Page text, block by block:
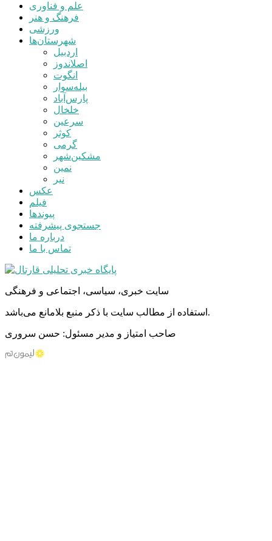
علم و فناوری
فرهنگ و هنر
ورزشی
شهرستان‌ها
اردبیل
اصلاندوز
انگوت
بیله‌سوار
پارس‌آباد
خلخال
سرعین
کوثر
گرمی
مشکین‌شهر
نمین
نیر
عکس
فیلم
پیوندها
جستجوی پیشرفته
درباره ما
تماس با ما
سایت خبری، سیاسی، اجتماعی و فرهنگی
استفاده از مطالب سایت با ذکر منبع بلامانع می‌باشد.
صاحب امتیاز و مدیر مسئول: حسن سروری